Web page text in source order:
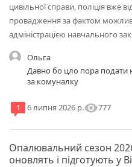
цивільної справи, поліція вже
провадження за фактом
адміністрацією навчального
Ольга
Давно бо цло пора подати
за комуналку
1 6 липня 2026 р.visibility777
Опалювальний сезон
оновлять і підготують у